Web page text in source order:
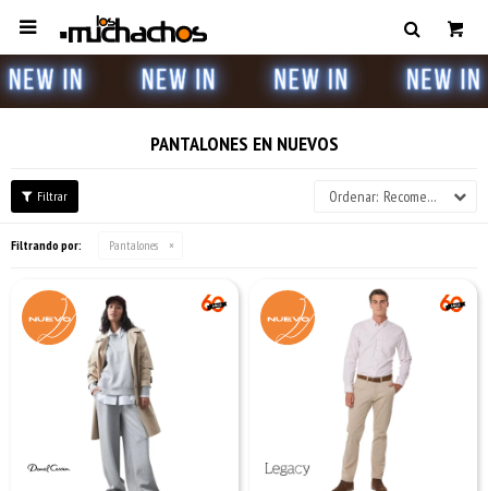

PANTALONES EN NUEVOS
Recomendados
Filtrando por: Pantalones